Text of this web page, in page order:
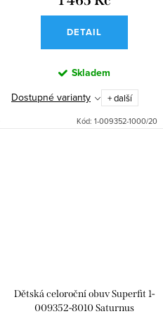
DETAIL
Skladem
Dostupné varianty
+ další
Kód: 1-009352-1000/20
Dětská celoroční obuv Superfit 1-
009352-8010 Saturnus